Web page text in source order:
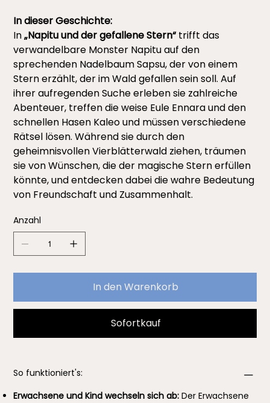
In dieser Geschichte:
In„Napitu und der gefallene Stern“trifft das
verwandelbare Monster Napitu auf den
sprechenden Nadelbaum Sapsu, der von einem
Stern erzählt, der im Wald gefallen sein soll. Auf
ihrer aufregenden Suche erleben sie zahlreiche
Abenteuer, treffen die weise Eule Ennara und den
schnellen Hasen Kaleo und müssen verschiedene
Rätsel lösen. Während sie durch den
geheimnisvollen Vierblätterwald ziehen, träumen
sie von Wünschen, die der magische Stern erfüllen
könnte, und entdecken dabei die wahre Bedeutung
von Freundschaft und Zusammenhalt.
Anzahl
In den Warenkorb
Sofortkauf
So funktioniert's:
Erwachsene und Kind wechseln sich ab: Der Erwachsene